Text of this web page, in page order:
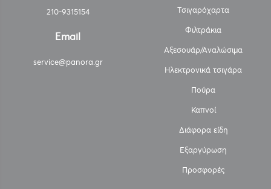
210-9315154
Email
service@panora.gr
Τσιγαρόχαρτα
Φιλτράκια
Αξεσουάρ/Αναλώσιμα
Ηλεκτρονικά τσιγάρα
Πούρα
Καπνοί
Διάφορα είδη
Εξαργύρωση
Προσφορές